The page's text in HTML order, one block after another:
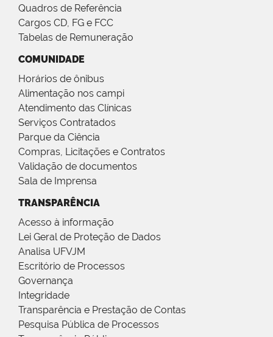
Quadros de Referência
Cargos CD, FG e FCC
Tabelas de Remuneração
COMUNIDADE
Horários de ônibus
Alimentação nos campi
Atendimento das Clínicas
Serviços Contratados
Parque da Ciência
Compras, Licitações e Contratos
Validação de documentos
Sala de Imprensa
TRANSPARÊNCIA
Acesso à informação
Lei Geral de Proteção de Dados
Analisa UFVJM
Escritório de Processos
Governança
Integridade
Transparência e Prestação de Contas
Pesquisa Pública de Processos